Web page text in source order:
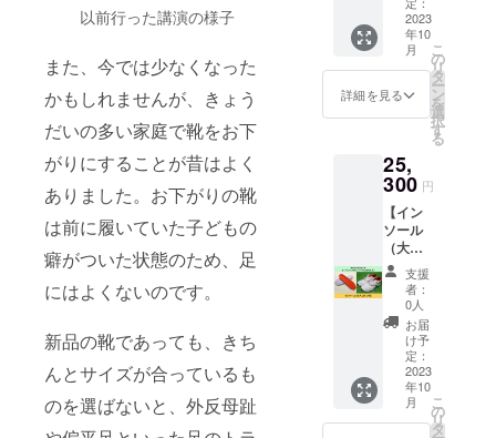
以前行った講演の様子
また、今では少なくなった
かもしれませんが、きょう
だいの多い家庭で靴をお下
がりにすることが昔はよく
ありました。お下がりの靴
は前に履いていた子どもの
癖がついた状態のため、足
にはよくないのです。
新品の靴であっても、きち
んとサイズが合っているも
のを選ばないと、外反母趾
です。
る ・姿
勢がよ
くなる
・疲れ
偏平足
や外反
悩みを
抱えて
いる方
にぜ
ひ！ 足
のトラ
ブルを
なくす
ことで
全身の
バラン
スが整
い、ケ
ガや病
お気軽
にどう
ぞ！ 足
に合わ
せたイ
ンソー
こんな
メリッ
トがあ
りま
す。 ・
歩きや
すくな
る ・姿
勢がよ
くなる
・疲れ
にくい
偏平足
や外反
母趾な
すめで
す。 サ
ンプル
に合わ
せた写
して
メール
りいた
だきま
す。 サ
イズ確
認も
メール
で行う
ため、
遠方の
方でも
お気軽
にどう
ぞ！ 足
靴用イ
ンソー
ルをお
作りし
ます。
営業回
が多
い、立
ち仕事
をして
いる、
などの
方に特
におす
すめで
す。 サ
ンプル
に合わ
せた写
真（5点
程度）
を撮影
2023
年10
月
詳細を見る
こ
の
リ
タ
ー
ン
を
選
択
す
る
25,
300 円
【イン
ソール
（大人
ゴルフ
用）】
あなた
の足に
合っ
た、ゴ
ルフ
シュー
ズ用イ
ンソー
支援
者：
0人
お届
け予
定：
2023
年10
月
こ
の
リ
タ